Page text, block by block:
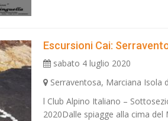
Escursioni Cai:
sabato 4 luglio 2020
Serraventosa, Marciana Isola
l Club Alpino Italiano –
2020Dalle spiagge alla cima del